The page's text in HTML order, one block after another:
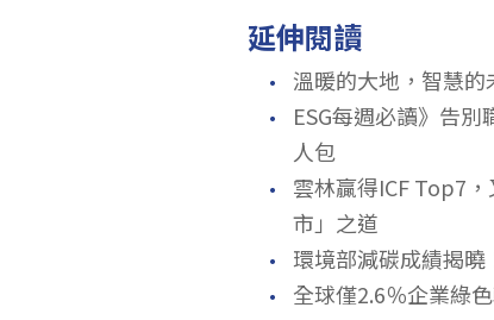
延伸閱讀
． 溫暖的大地，智慧的
．
ESG每週必讀》告
人包
．
雲林贏得ICF Top7
市」之道
． 環境部減碳成績揭
． 全球僅2.6％企業綠